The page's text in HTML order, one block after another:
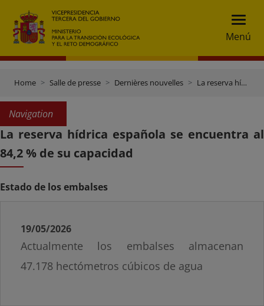
Menú
Home Salle de presse Dernières nouvelles La reserva hídrica española se encuentra al 84,2 % de su capacidad
Navigation
La reserva hídrica española se encuentra al
84,2 % de su capacidad
Estado de los embalses
19/05/2026
Actualmente los embalses almacenan
47.178 hectómetros cúbicos de agua